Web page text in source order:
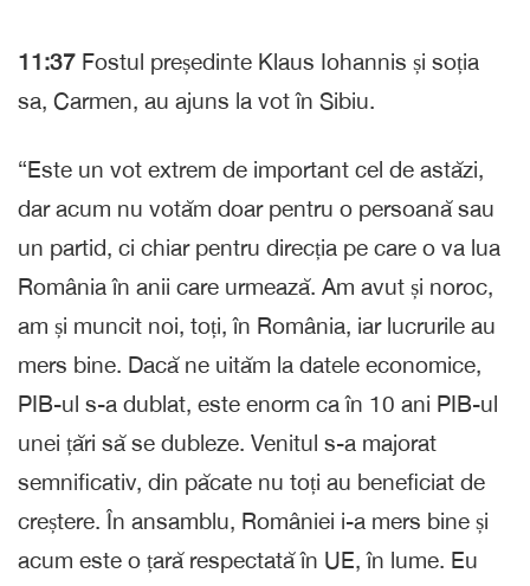
11:37 Fostul președinte Klaus Iohannis și soția
sa, Carmen, au ajuns la vot în Sibiu.
“Este un vot extrem de important cel de astăzi,
dar acum nu votăm doar pentru o persoană sau
un partid, ci chiar pentru direcția pe care o va lua
România în anii care urmează. Am avut și noroc,
am și muncit noi, toți, în România, iar lucrurile au
mers bine. Dacă ne uităm la datele economice,
PIB-ul s-a dublat, este enorm ca în 10 ani PIB-ul
unei țări să se dubleze. Venitul s-a majorat
semnificativ, din păcate nu toți au beneficiat de
creștere. În ansamblu, României i-a mers bine și
acum este o țară respectată în UE, în lume. Eu